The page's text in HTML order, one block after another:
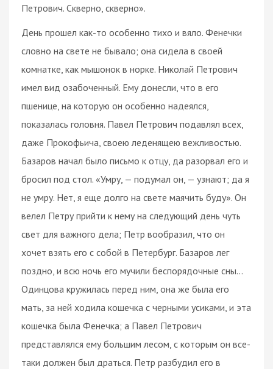
Петрович. Скверно, скверно».
День прошел как-то особенно тихо и вяло. Фенечки
словно на свете не бывало; она сидела в своей
комнатке, как мышонок в норке. Николай Петрович
имел вид озабоченный. Ему донесли, что в его
пшенице, на которую он особенно надеялся,
показалась головня. Павел Петрович подавлял всех,
даже Прокофьича, своею леденящею вежливостью.
Базаров начал было письмо к отцу, да разорвал его и
бросил под стол. «Умру, — подумал он, — узнают; да я
не умру. Нет, я еще долго на свете маячить буду». Он
велел Петру прийти к нему на следующий день чуть
свет для важного дела; Петр вообразил, что он
хочет взять его с собой в Петербург. Базаров лег
поздно, и всю ночь его мучили беспорядочные сны...
Одинцова кружилась перед ним, она же была его
мать, за ней ходила кошечка с черными усиками, и эта
кошечка была Фенечка; а Павел Петрович
представлялся ему большим лесом, с которым он все-
таки должен был драться. Петр разбудил его в